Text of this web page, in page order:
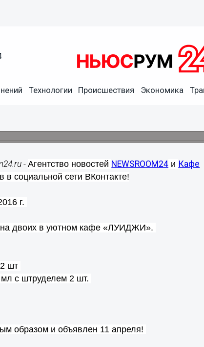
Технологии Происшествия Экономика
-Агентство новостей NEWSROOM24 и Кафе
в социальной сети ВКонтакте!
г.
на двоих в уютном кафе «ЛУИДЖИ».
шт
с штруделем 2 шт.
образом и объявлен 11 апреля!